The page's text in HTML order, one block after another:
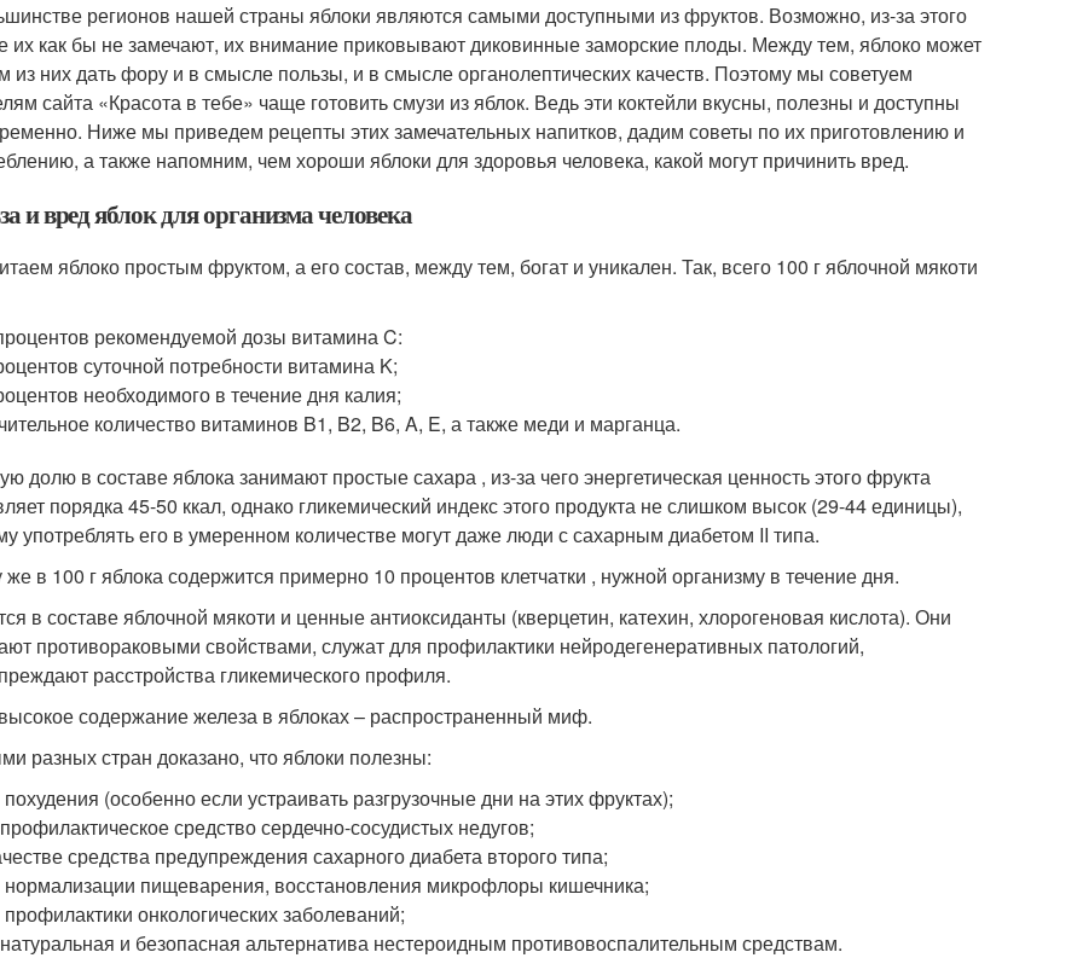
регионов нашей страны яблоки являются самыми доступными из фруктов. Возможно, из-за этого
их как бы не замечают, их внимание приковывают диковинные заморские плоды. Между тем, яблоко может
из них дать фору и в смысле пользы, и в смысле органолептических качеств. Поэтому мы советуем
сайта «Красота в тебе» чаще готовить смузи из яблок. Ведь эти коктейли вкусны, полезны и доступны
Ниже мы приведем рецепты этих замечательных напитков, дадим советы по их приготовлению и
а также напомним, чем хороши яблоки для здоровья человека, какой могут причинить вред.
и вред яблок для организма человека
яблоко простым фруктом, а его состав, между тем, богат и уникален. Так, всего 100 г яблочной мякоти
рекомендуемой дозы витамина C:
суточной потребности витамина K;
необходимого в течение дня калия;
количество витаминов B1, B2, B6, A, E, а также меди и марганца.
долю в составе яблока занимают простые сахара , из-за чего энергетическая ценность этого фрукта
порядка 45-50 ккал, однако гликемический индекс этого продукта не слишком высок (29-44 единицы),
употреблять его в умеренном количестве могут даже люди с сахарным диабетом II типа.
же в 100 г яблока содержится примерно 10 процентов клетчатки , нужной организму в течение дня.
в составе яблочной мякоти и ценные антиоксиданты (кверцетин, катехин, хлорогеновая кислота). Они
противораковыми свойствами, служат для профилактики нейродегенеративных патологий,
расстройства гликемического профиля.
содержание железа в яблоках – распространенный миф.
разных стран доказано, что яблоки полезны:
(особенно если устраивать разгрузочные дни на этих фруктах);
средство сердечно-сосудистых недугов;
средства предупреждения сахарного диабета второго типа;
нормализации пищеварения, восстановления микрофлоры кишечника;
онкологических заболеваний;
натуральная и безопасная альтернатива нестероидным противовоспалительным средствам.